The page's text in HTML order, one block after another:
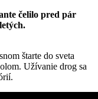
čelilo pred pár
štarte do sveta
Užívanie drog sa